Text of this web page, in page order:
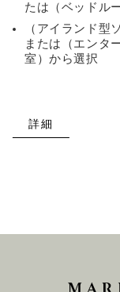
たは（ベッドル
（アイランド型
または（エンタ
室）から選択
詳細